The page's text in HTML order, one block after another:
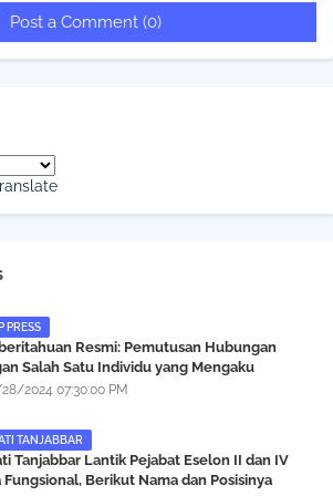
Post a Comment (0)
PRESS
Resmi: Pemutusan Hubungan
Salah Satu Individu yang Mengaku
Analisismedia.com
2024 07:30:00 PM
TANJABBAR
Tanjabbar Lantik Pejabat Eselon II dan IV
Fungsional, Berikut Nama dan Posisinya